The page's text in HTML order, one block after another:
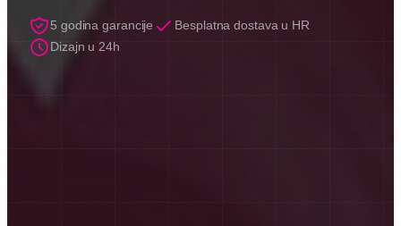
5 godina garancije
Besplatna dostava u HR
Dizajn u 24h